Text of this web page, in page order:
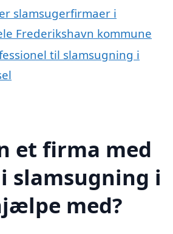
slamsugerfirmaer i
Frederikshavn kommune
til slamsugning i
et firma med
slamsugning i
med?